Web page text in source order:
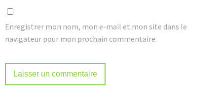
Enregistrer mon nom, mon e-mail et mon site dans le
navigateur pour mon prochain commentaire.